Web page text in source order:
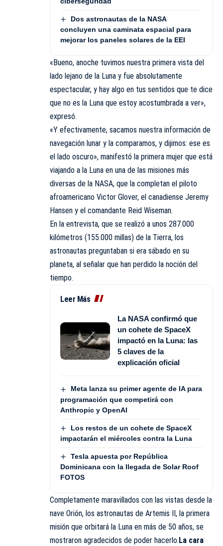
Dos astronautas de la NASA
concluyen una caminata espacial para
mejorar los paneles solares de la EEI
«Bueno, anoche tuvimos nuestra primera vista del
lado lejano de la Luna y fue absolutamente
espectacular, y hay algo en tus sentidos que te dice
que no es la Luna que estoy acostumbrada a ver»,
expresó.
«Y efectivamente, sacamos nuestra información de
navegación lunar y la comparamos, y dijimos: ese es
el lado oscuro», manifestó la primera mujer que está
viajando a la Luna en una de las misiones más
diversas de la NASA, que la completan el piloto
afroamericano Victor Glover, el canadiense Jeremy
Hansen y el comandante Reid Wiseman.
En la entrevista, que se realizó a unos 287.000
kilómetros (155.000 millas) de la Tierra, los
astronautas preguntaban si era sábado en su
planeta, al señalar que han perdido la noción del
tiempo.
Leer Más
La NASA confirmó que
un cohete de SpaceX
impactó en la Luna: las
5 claves de la
explicación oficial
Meta lanza su primer agente de IA para
programación que competirá con
Anthropic y OpenAI
Los restos de un cohete de SpaceX
impactarán el miércoles contra la Luna
Tesla apuesta por República
Dominicana con la llegada de Solar Roof
FOTOS
Completamente maravillados con las vistas desde la
nave Orión, los astronautas de Artemis II, la primera
misión que orbitará la Luna en más de 50 años, se
mostraron agradecidos de poder hacerlo.La cara